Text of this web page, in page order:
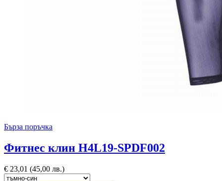
Бърза поръчка
Фитнес клин H4L19-SPDF002
€ 23,01 (45,00 лв.)